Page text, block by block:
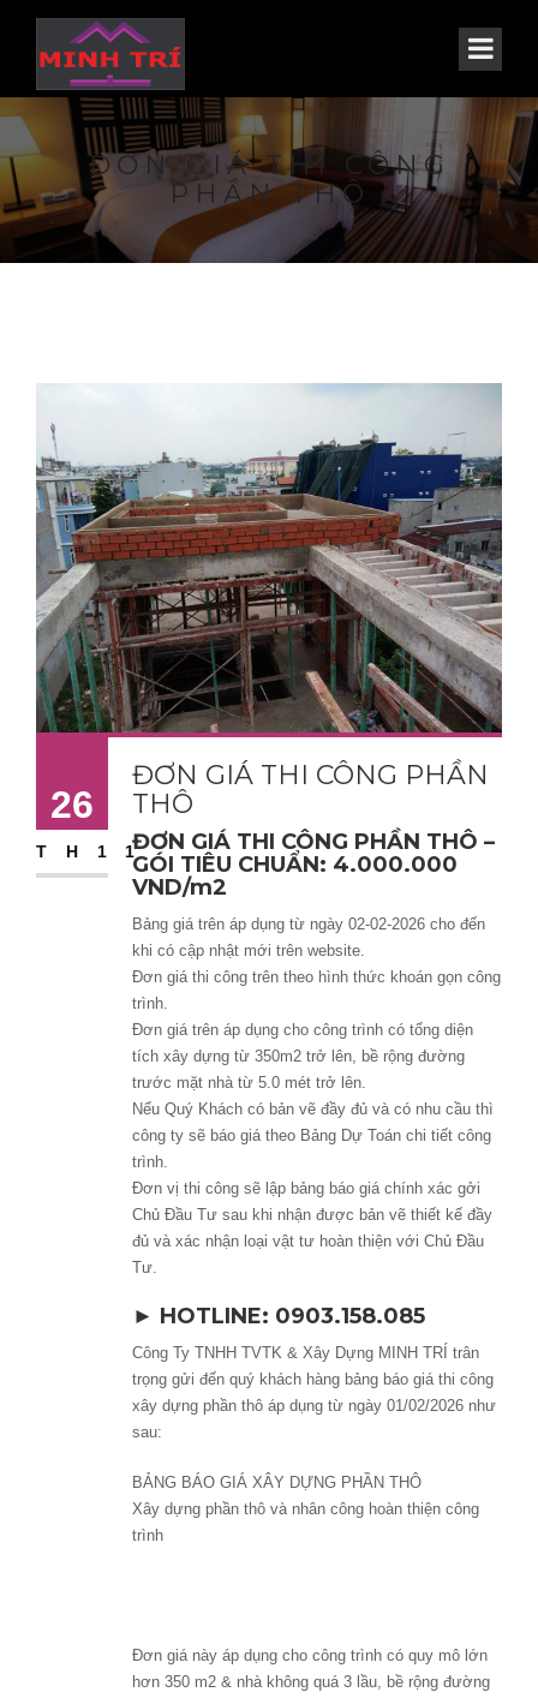
ĐƠN GIÁ THI CÔNG
PHẦN THÔ
26
TH11
ĐƠN GIÁ THI CÔNG PHẦN
THÔ
ĐƠN GIÁ THI CÔNG PHẦN THÔ –
GÓI TIÊU CHUẨN: 4.000.000
VND/m2
Bảng giá trên áp dụng từ ngày 02-02-2026 cho đến
khi có cập nhật mới trên website.
Đơn giá thi công trên theo hình thức khoán gọn công
trình.
Đơn giá trên áp dụng cho công trình có tổng diện
tích xây dựng từ 350m2 trở lên, bề rộng đường
trước mặt nhà từ 5.0 mét trở lên.
Nếu Quý Khách có bản vẽ đầy đủ và có nhu cầu thì
công ty sẽ báo giá theo Bảng Dự Toán chi tiết công
trình.
Đơn vị thi công sẽ lập bảng báo giá chính xác gởi
Chủ Đầu Tư sau khi nhận được bản vẽ thiết kế đầy
đủ và xác nhận loại vật tư hoàn thiện với Chủ Đầu
Tư.
► HOTLINE: 0903.158.085
Công Ty TNHH TVTK & Xây Dựng MINH TRÍ trân
trọng gửi đến quý khách hàng bảng báo giá thi công
xây dựng phần thô áp dụng từ ngày 01/02/2026 như
sau:
BẢNG BÁO GIÁ XÂY DỰNG PHẦN THÔ
Xây dựng phần thô và nhân công hoàn thiện công
trình
Đơn giá này áp dụng cho công trình có quy mô lớn
hơn 350 m2 & nhà không quá 3 lầu, bề rộng đường